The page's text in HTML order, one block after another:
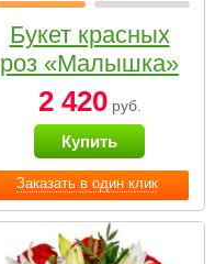
Заказать в один клик
Букет красных
роз «Малышка»
2 420руб.
Купить